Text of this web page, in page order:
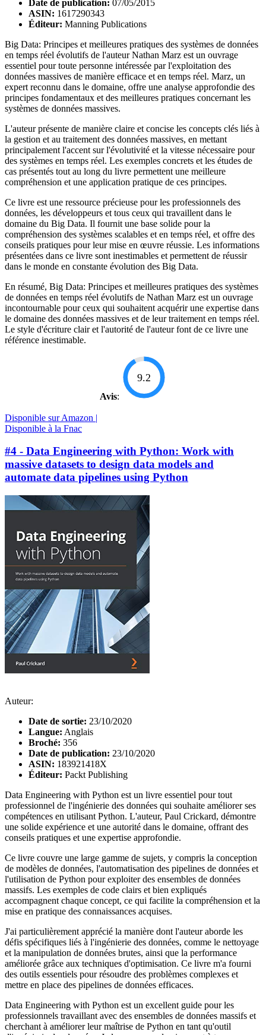
Date de publication: 07/05/2015
ASIN: 1617290343
Éditeur: Manning Publications
Big Data: Principes et meilleures pratiques des systèmes de données
en temps réel évolutifs de l'auteur Nathan Marz est un ouvrage
essentiel pour toute personne intéressée par l'exploitation des
données massives de manière efficace et en temps réel. Marz, un
expert reconnu dans le domaine, offre une analyse approfondie des
principes fondamentaux et des meilleures pratiques concernant les
systèmes de données massives.
L'auteur présente de manière claire et concise les concepts clés liés à
la gestion et au traitement des données massives, en mettant
principalement l'accent sur l'évolutivité et la vitesse nécessaire pour
des systèmes en temps réel. Les exemples concrets et les études de
cas présentés tout au long du livre permettent une meilleure
compréhension et une application pratique de ces principes.
Ce livre est une ressource précieuse pour les professionnels des
données, les développeurs et tous ceux qui travaillent dans le
domaine du Big Data. Il fournit une base solide pour la
compréhension des systèmes scalables et en temps réel, et offre des
conseils pratiques pour leur mise en œuvre réussie. Les informations
présentées dans ce livre sont inestimables et permettent de réussir
dans le monde en constante évolution des Big Data.
En résumé, Big Data: Principes et meilleures pratiques des systèmes
de données en temps réel évolutifs de Nathan Marz est un ouvrage
incontournable pour ceux qui souhaitent acquérir une expertise dans
le domaine des données massives et de leur traitement en temps réel.
Le style d'écriture clair et l'autorité de l'auteur font de ce livre une
référence inestimable.
Avis:
9.2
Disponible sur Amazon |
Disponible à la Fnac
#4 - Data Engineering with Python: Work with
massive datasets to design data models and
automate data pipelines using Python
Auteur:
Date de sortie: 23/10/2020
Langue: Anglais
Broché: 356
Date de publication: 23/10/2020
ASIN: 183921418X
Éditeur: Packt Publishing
Data Engineering with Python est un livre essentiel pour tout
professionnel de l'ingénierie des données qui souhaite améliorer ses
compétences en utilisant Python. L'auteur, Paul Crickard, démontre
une solide expérience et une autorité dans le domaine, offrant des
conseils pratiques et une expertise approfondie.
Ce livre couvre une large gamme de sujets, y compris la conception
de modèles de données, l'automatisation des pipelines de données et
l'utilisation de Python pour exploiter des ensembles de données
massifs. Les exemples de code clairs et bien expliqués
accompagnent chaque concept, ce qui facilite la compréhension et la
mise en pratique des connaissances acquises.
J'ai particulièrement apprécié la manière dont l'auteur aborde les
défis spécifiques liés à l'ingénierie des données, comme le nettoyage
et la manipulation de données brutes, ainsi que la performance
améliorée grâce aux techniques d'optimisation. Ce livre m'a fourni
des outils essentiels pour résoudre des problèmes complexes et
mettre en place des pipelines de données efficaces.
Data Engineering with Python est un excellent guide pour les
professionnels travaillant avec des ensembles de données massifs et
cherchant à améliorer leur maîtrise de Python en tant qu'outil